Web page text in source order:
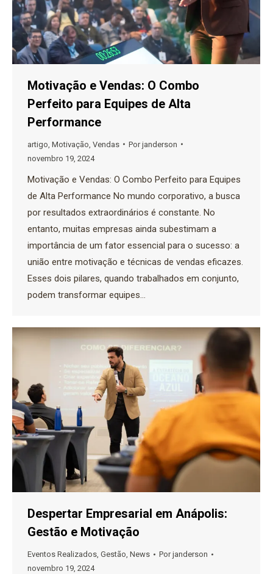
Motivação e Vendas: O Combo
Perfeito para Equipes de Alta
Performance
artigo Motivação Vendas Porjanderson
novembro 19, 2024
Motivação e Vendas: O Combo Perfeito para Equipes
de Alta Performance No mundo corporativo, a busca
por resultados extraordinários é constante. No
entanto, muitas empresas ainda subestimam a
importância de um fator essencial para o sucesso: a
união entre motivação e técnicas de vendas eficazes.
Esses dois pilares, quando trabalhados em conjunto,
podem transformar equipes…
Despertar Empresarial em Anápolis:
Gestão e Motivação
Eventos Realizados, Gestão, News Porjanderson
novembro 19, 2024